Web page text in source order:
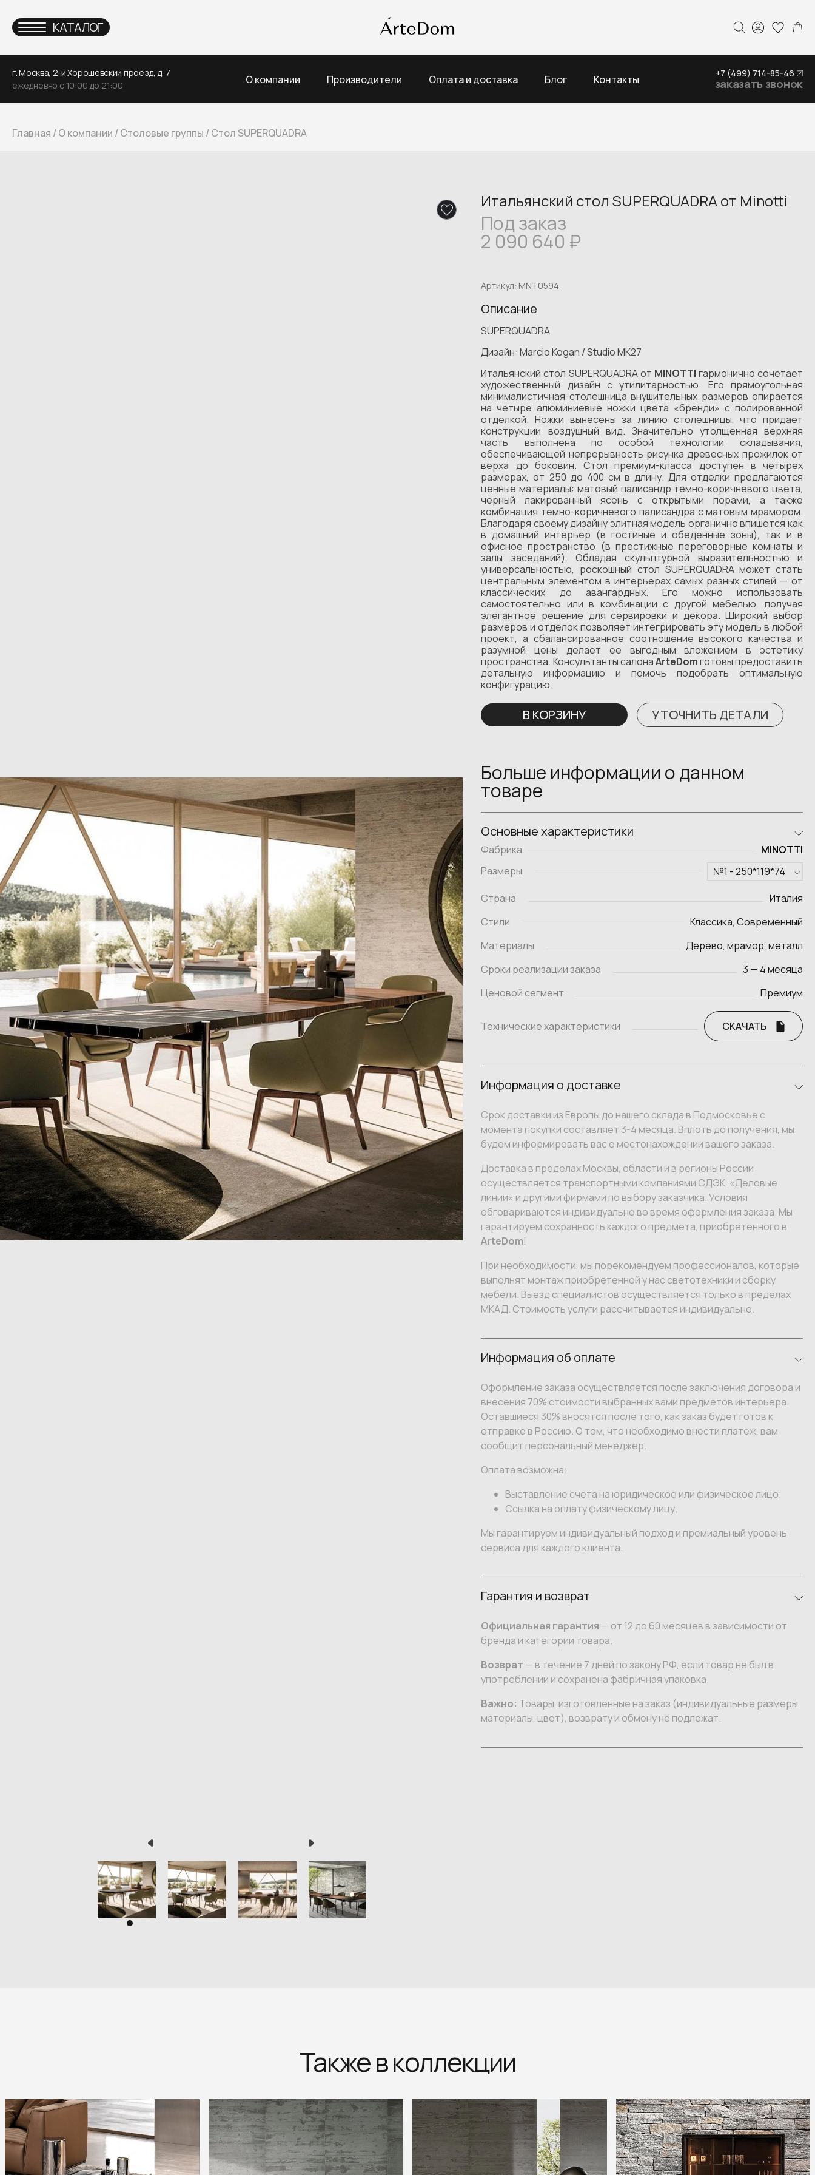
КАТАЛОГ
г. Москва, 2-й Хорошевский проезд, д. 7
ежедневно с 10:00 до 21:00
О компании Производители Оплата и доставка Блог Контакты +7 (499) 714-85-46
заказать звонок
Главная /О компании /Столовые группы /Стол SUPERQUADRA
Итальянский стол SUPERQUADRA от Minotti
Под заказ
2 090 640 ₽
Артикул: MNT0594
Описание
SUPERQUADRA
Дизайн: Marcio Kogan / Studio MK27
Итальянский стол SUPERQUADRA от MINOTTI гармонично сочетает
художественный дизайн с утилитарностью. Его прямоугольная
минималистичная столешница внушительных размеров опирается
на четыре алюминиевые ножки цвета «бренди» с полированной
отделкой. Ножки вынесены за линию столешницы, что придает
конструкции воздушный вид. Значительно утолщенная верхняя
часть выполнена по особой технологии складывания,
обеспечивающей непрерывность рисунка древесных прожилок от
верха до боковин. Стол премиум-класса доступен в четырех
размерах, от 250 до 400 см в длину. Для отделки предлагаются
ценные материалы: матовый палисандр темно-коричневого цвета,
черный лакированный ясень с открытыми порами, а также
комбинация темно-коричневого палисандра с матовым мрамором.
Благодаря своему дизайну элитная модель органично впишется как
в домашний интерьер (в гостиные и обеденные зоны), так и в
офисное пространство (в престижные переговорные комнаты и
залы заседаний). Обладая скульптурной выразительностью и
универсальностью, роскошный стол SUPERQUADRA может стать
центральным элементом в интерьерах самых разных стилей — от
классических до авангардных. Его можно использовать
самостоятельно или в комбинации с другой мебелью, получая
элегантное решение для сервировки и декора. Широкий выбор
размеров и отделок позволяет интегрировать эту модель в любой
проект, а сбалансированное соотношение высокого качества и
разумной цены делает ее выгодным вложением в эстетику
пространства. Консультанты салонаArteDomготовы предоставить
детальную информацию и помочь подобрать оптимальную
конфигурацию.
В КОРЗИНУ УТОЧНИТЬ ДЕТАЛИ
Больше информации о данном
товаре
Основные характеристики
Фабрика MINOTTI
Страна
Италия
Стили
Классика, Современный
Материалы
Дерево, мрамор, металл
Сроки реализации заказа
3 — 4 месяца
Ценовой сегмент
Премиум
Технические характеристики СКАЧАТЬ
Размеры
Информация о доставке
Срок доставки из Европы до нашего склада в Подмосковье с
момента покупки составляет 3-4 месяца. Вплоть до получения, мы
будем информировать вас о местонахождении вашего заказа.
Доставка в пределах Москвы, области и в регионы России
осуществляется транспортными компаниями СДЭК, «Деловые
линии» и другими фирмами по выбору заказчика. Условия
обговариваются индивидуально во время оформления заказа. Мы
гарантируем сохранность каждого предмета, приобретенного в
ArteDom!
При необходимости, мы порекомендуем профессионалов, которые
выполнят монтаж приобретенной у нас светотехники и сборку
мебели. Выезд специалистов осуществляется только в пределах
МКАД. Стоимость услуги рассчитывается индивидуально.
Информация об оплате
Оформление заказа осуществляется после заключения договора и
внесения 70% стоимости выбранных вами предметов интерьера.
Оставшиеся 30% вносятся после того, как заказ будет готов к
отправке в Россию. О том, что необходимо внести платеж, вам
сообщит персональный менеджер.
Оплата возможна:
Выставление счета на юридическое или физическое лицо;
Ссылка на оплату физическому лицу.
Мы гарантируем индивидуальный подход и премиальный уровень
сервиса для каждого клиента.
Гарантия и возврат
Официальная гарантия — от 12 до 60 месяцев в зависимости от
бренда и категории товара.
Возврат — в течение 7 дней по закону РФ, если товар не был в
употреблении и сохранена фабричная упаковка.
Важно: Товары, изготовленные на заказ (индивидуальные размеры,
материалы, цвет), возврату и обмену не подлежат.
Также в коллекции